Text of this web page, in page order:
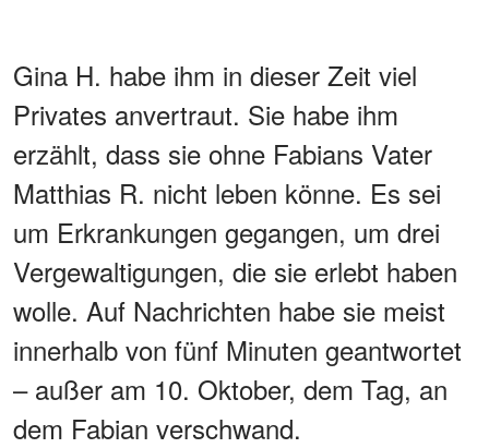
Gina H. habe ihm in dieser Zeit viel
Privates anvertraut. Sie habe ihm
erzählt, dass sie ohne Fabians Vater
Matthias R. nicht leben könne. Es sei
um Erkrankungen gegangen, um drei
Vergewaltigungen, die sie erlebt haben
wolle. Auf Nachrichten habe sie meist
innerhalb von fünf Minuten geantwortet
– außer am 10. Oktober, dem Tag, an
dem Fabian verschwand.